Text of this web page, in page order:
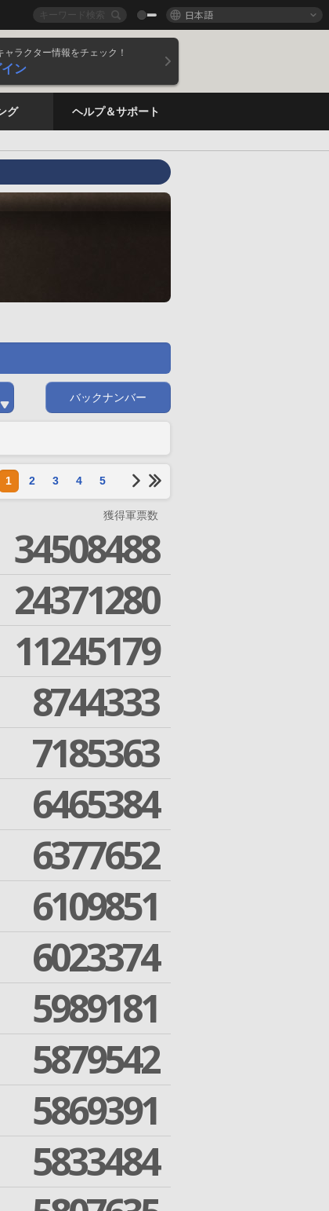
日本語
ャラクター情報をチェック！
イン
グ ヘルプ＆サポート
バックナンバー
1 2 3 4 5
獲得軍票数
34508488
24371280
11245179
8744333
7185363
6465384
6377652
6109851
6023374
5989181
5879542
5869391
5833484